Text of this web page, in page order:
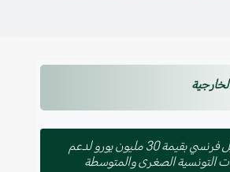
خط تمويل فرنسي بقيمة 30 مليون يورو لدعم
التونسية الصغرى والمتوسطة